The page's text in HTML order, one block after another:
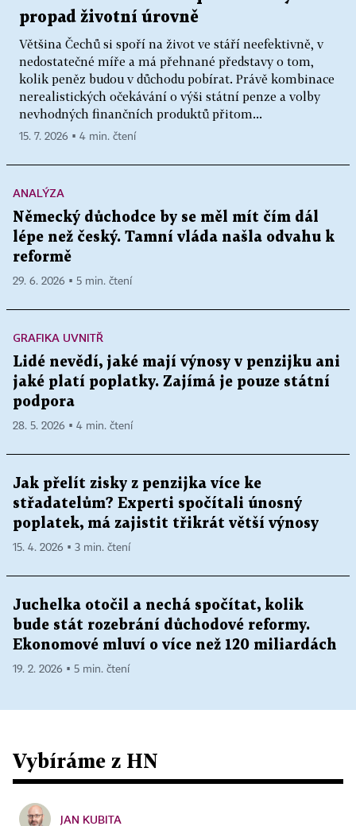
propad životní úrovně
Většina Čechů si spoří na život ve stáří neefektivně, v
nedostatečné míře a má přehnané představy o tom,
kolik peněz budou v důchodu pobírat. Právě kombinace
nerealistických očekávání o výši státní penze a volby
nevhodných finančních produktů přitom...
15. 7. 2026 ▪ 4 min. čtení
ANALÝZA
Německý důchodce by se měl mít čím dál
lépe než český. Tamní vláda našla odvahu k
reformě
29. 6. 2026 ▪ 5 min. čtení
GRAFIKA UVNITŘ
Lidé nevědí, jaké mají výnosy v penzijku ani
jaké platí poplatky. Zajímá je pouze státní
podpora
28. 5. 2026 ▪ 4 min. čtení
Jak přelít zisky z penzijka více ke
střadatelům? Experti spočítali únosný
poplatek, má zajistit třikrát větší výnosy
15. 4. 2026 ▪ 3 min. čtení
Juchelka otočil a nechá spočítat, kolik
bude stát rozebrání důchodové reformy.
Ekonomové mluví o více než 120 miliardách
19. 2. 2026 ▪ 5 min. čtení
Vybíráme z HN
JAN KUBITA